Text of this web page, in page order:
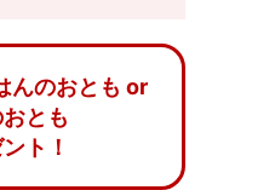
んのおとも or
とも
ト！